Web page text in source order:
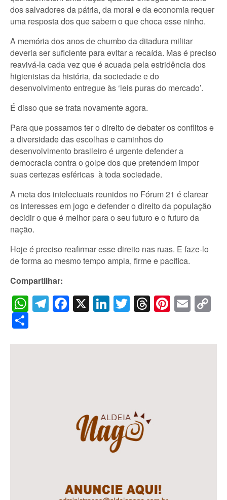
dos salvadores da pátria, da moral e da economia requer
uma resposta dos que sabem o que choca esse ninho.
A memória dos anos de chumbo da ditadura militar
deveria ser suficiente para evitar a recaída. Mas é preciso
reavivá-la cada vez que é acuada pela estridência dos
higienistas da história, da sociedade e do
desenvolvimento entregue às ‘leis puras do mercado’.
É disso que se trata novamente agora.
Para que possamos ter o direito de debater os conflitos e
a diversidade das escolhas e caminhos do
desenvolvimento brasileiro é urgente defender a
democracia contra o golpe dos que pretendem impor
suas certezas esféricas à toda sociedade.
A meta dos intelectuais reunidos no Fórum 21 é clarear
os interesses em jogo e defender o direito da população
decidir o que é melhor para o seu futuro e o futuro da
nação.
Hoje é preciso reafirmar esse direito nas ruas. E faze-lo
de forma ao mesmo tempo ampla, firme e pacífica.
Compartilhar:
WhatsApp
Telegram
Facebook
X LinkedIn
Twitter
Threads